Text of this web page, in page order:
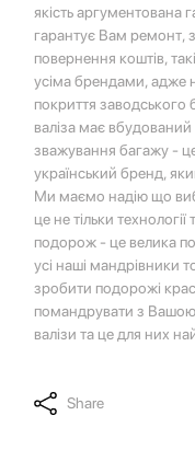
якість аргументована
гарантує Вам ремонт,
повернення коштів,
усіма брендами, адже
покриття
валіза має вбудований
зважування багажу -
український бренд,
Ми маємо надію що
це не тільки
подорож - це велика
усі наші мандрівники
зробити подорожі
помандрувати з Вашою
валізи та це для них
Share